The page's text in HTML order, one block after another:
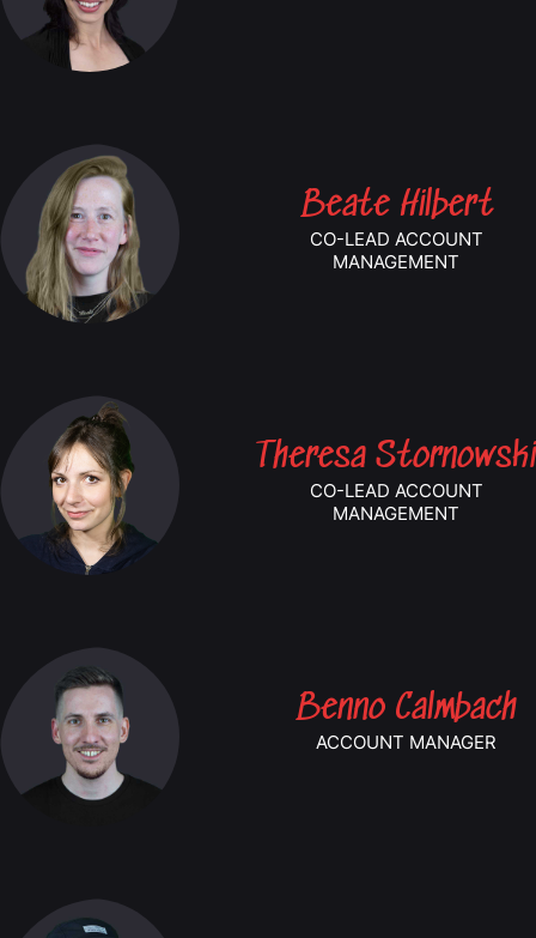
Beate Hilbert
CO-LEAD ACCOUNT
MANAGEMENT
Theresa Stornowski
CO-LEAD ACCOUNT
MANAGEMENT
Benno Calmbach
ACCOUNT MANAGER